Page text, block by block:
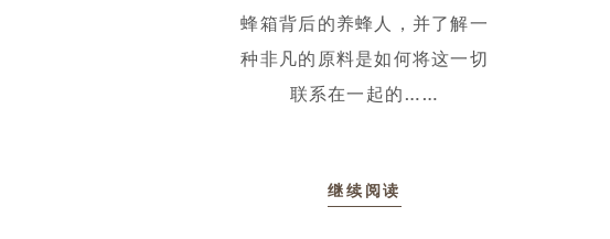
蜂箱背后的养蜂人，并了解一
种非凡的原料是如何将这一切
联系在一起的……
继续阅读